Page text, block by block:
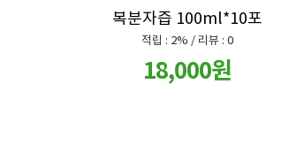
복분자즙 100ml*10포
적립 : 2% / 리뷰 : 0
18,000원